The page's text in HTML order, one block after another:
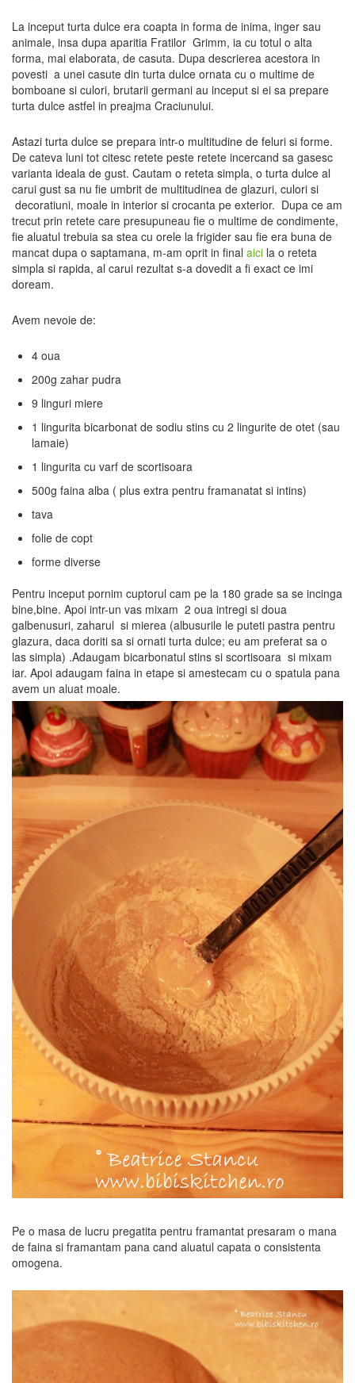
La inceput turta dulce era coapta in forma de inima, inger sau
animale, insa dupa aparitia Fratilor Grimm, ia cu totul o alta
forma, mai elaborata, de casuta. Dupa descrierea acestora in
povesti a unei casute din turta dulce ornata cu o multime de
bomboane si culori, brutarii germani au inceput si ei sa prepare
turta dulce astfel in preajma Craciunului.
Astazi turta dulce se prepara intr-o multitudine de feluri si forme.
De cateva luni tot citesc retete peste retete incercand sa gasesc
varianta ideala de gust. Cautam o reteta simpla, o turta dulce al
carui gust sa nu fie umbrit de multitudinea de glazuri, culori si
decoratiuni, moale in interior si crocanta pe exterior. Dupa ce am
trecut prin retete care presupuneau fie o multime de condimente,
fie aluatul trebuia sa stea cu orele la frigider sau fie era buna de
mancat dupa o saptamana, m-am oprit in final aici la o reteta
simpla si rapida, al carui rezultat s-a dovedit a fi exact ce imi
doream.
Avem nevoie de:
4 oua
200g zahar pudra
9 linguri miere
1 lingurita bicarbonat de sodiu stins cu 2 lingurite de otet (sau
lamaie)
1 lingurita cu varf de scortisoara
500g faina alba ( plus extra pentru framanatat si intins)
tava
folie de copt
forme diverse
Pentru inceput pornim cuptorul cam pe la 180 grade sa se incinga
bine,bine. Apoi intr-un vas mixam 2 oua intregi si doua
galbenusuri, zaharul si mierea (albusurile le puteti pastra pentru
glazura, daca doriti sa si ornati turta dulce; eu am preferat sa o
las simpla) .Adaugam bicarbonatul stins si scortisoara si mixam
iar. Apoi adaugam faina in etape si amestecam cu o spatula pana
avem un aluat moale.
Pe o masa de lucru pregatita pentru framantat presaram o mana
de faina si framantam pana cand aluatul capata o consistenta
omogena.